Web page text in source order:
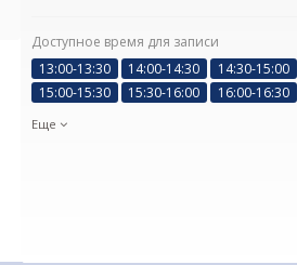
Доступное время для записи
13:00-13:30
14:00-14:30
14:30-15:00
15:00-15:30
15:30-16:00 16:00-16:30
Еще